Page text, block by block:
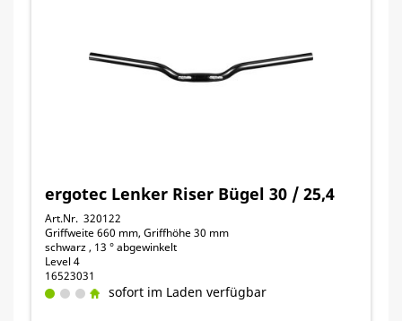
ergotec Lenker Riser Bügel 30 / 25,4
Art.Nr. 320122
Griffweite 660 mm, Griffhöhe 30 mm
schwarz , 13 ° abgewinkelt
Level 4
16523031
sofort im Laden verfügbar